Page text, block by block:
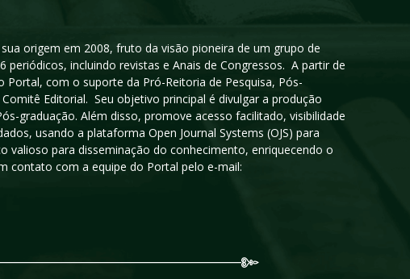
origem em 2008, fruto da visão pioneira de um grupo de
incluindo revistas e Anais de Congressos. A partir de
com o suporte da Pró-Reitoria de Pesquisa, Pós-
Editorial. Seu objetivo principal é divulgar a produção
graduação. Além disso, promove acesso facilitado, visibilidade
usando a plataforma Open Journal Systems (OJS) para
valioso para disseminação do conhecimento, enriquecendo o
contato com a equipe do Portal pelo e-mail: